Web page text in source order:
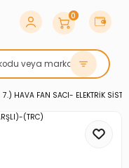
0
7.) HAVA FAN SACI- ELEKTRİK